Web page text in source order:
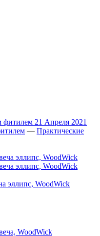
21 Апреля 2021
— Практические
эллипс, WoodWick